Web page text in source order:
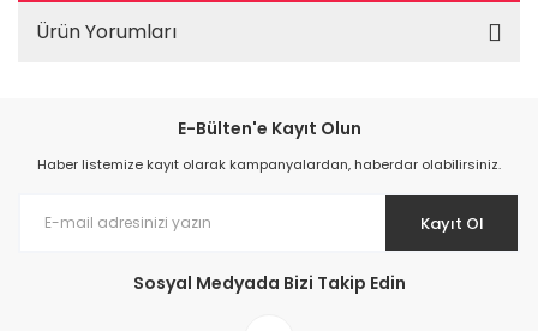
Ürün Yorumları
E-Bülten'e Kayıt Olun
Haber listemize kayıt olarak kampanyalardan, haberdar olabilirsiniz.
Kayıt Ol
Sosyal Medyada Bizi Takip Edin